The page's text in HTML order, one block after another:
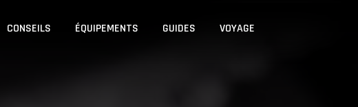
CONSEILS ÉQUIPEMENTS GUIDES VOYAGE